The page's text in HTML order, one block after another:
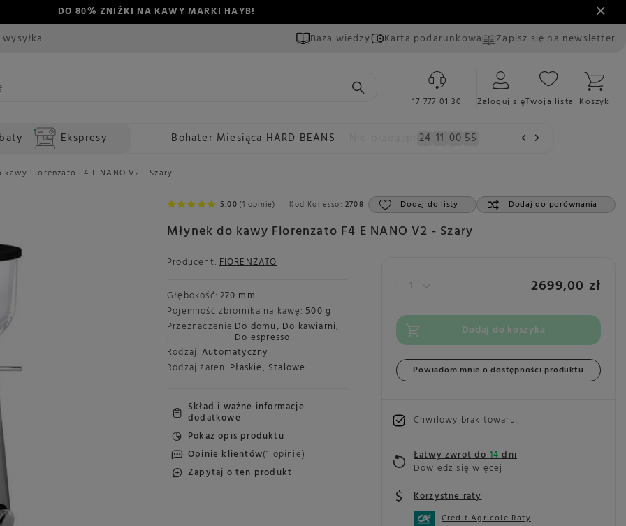
DO 80% ZNIŻKI NA KAWY MARKI HAYB!
Baza wiedzy Karta podarunkowa Zapisz się na newsletter
17 777 01 30 Zaloguj sięTwoja lista Koszyk
Ekspresy Bohater Miesiąca HARD BEANS 24 11 00 54
kawy Fiorenzato F4 E NANO V2 - Szary
Młynek do kawy Fiorenzato F4 E NANO V2 - Szary
5.00 (1 opinie) Kod Konesso: 2708 Dodaj do listy Dodaj do porównania
Producent: FIORENZATO
Głębokość: 270 mm
Pojemność zbiornika na kawę: 500 g
Przeznaczenie
:
Do domu, Do kawiarni,
Do espresso
Rodzaj: Automatyczny
Rodzaj żaren: Płaskie, Stalowe
Skład i ważne informacje
dodatkowe
Pokaż opis produktu
Opinie klientów(1 opinie)
Zapytaj o ten produkt
2699,00 zł
Dodaj do koszyka
Powiadom mnie o dostępności produktu
Chwilowy brak towaru
Łatwy zwrot do14dni
Dowiedz się więcej
Korzystne raty
Credit Agricole Raty